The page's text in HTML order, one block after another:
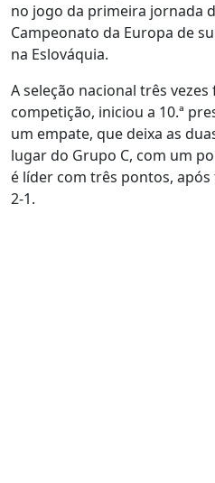
no jogo da primeira jornada
Campeonato da Europa de
na Eslováquia.
A seleção nacional três
competição, iniciou a 10.ª
um empate, que deixa as
lugar do Grupo C, com um
é líder com três pontos,
2-1.